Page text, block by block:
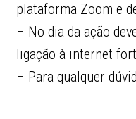
plataforma Zoom e
– No dia da ação
ligação à internet
– Para qualquer